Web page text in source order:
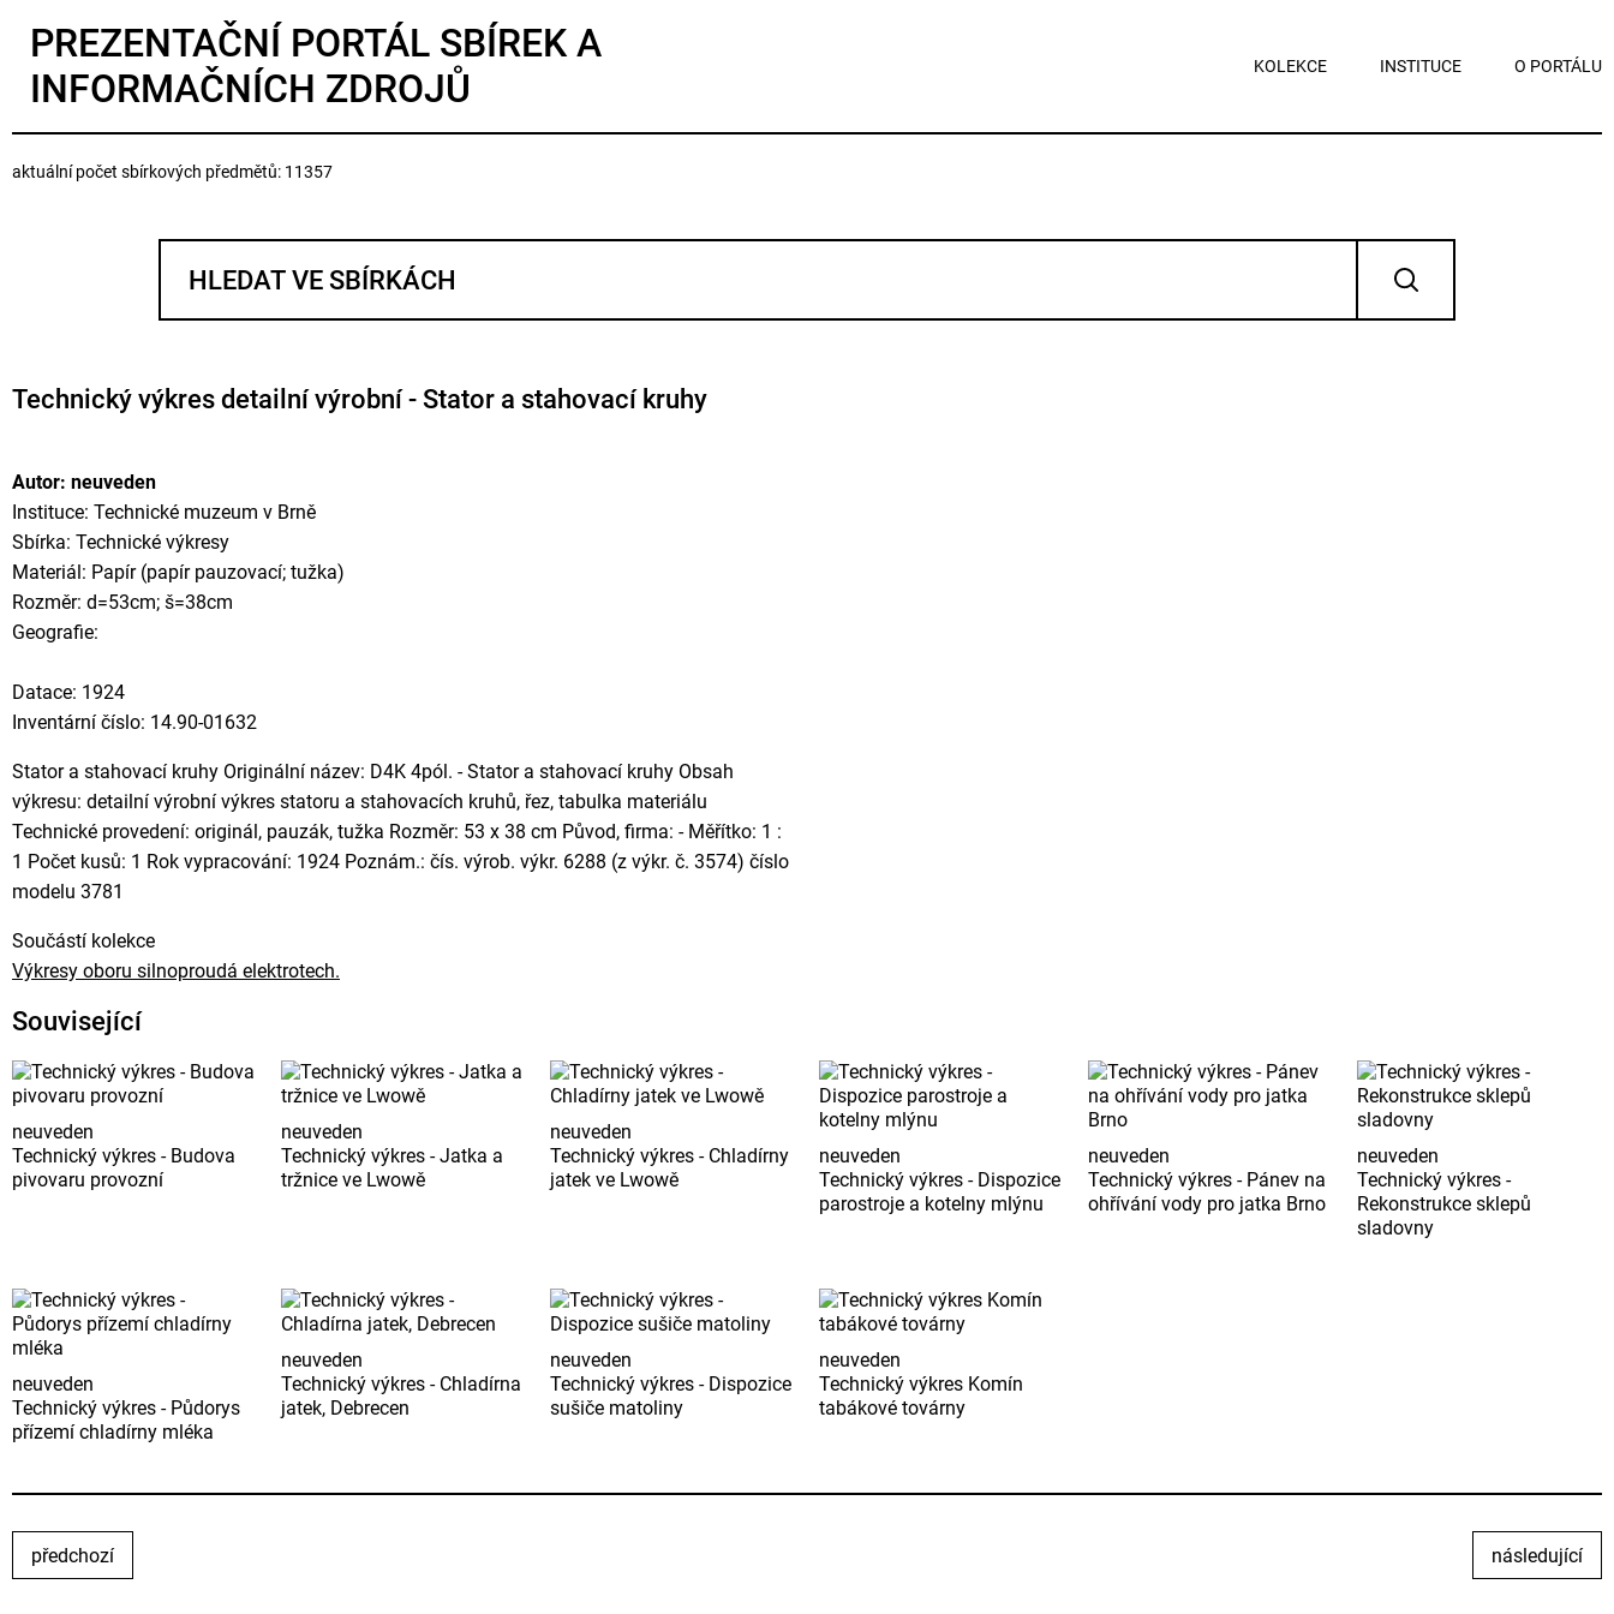
PREZENTAČNÍ PORTÁL SBÍREK A
INFORMAČNÍCH ZDROJŮ
KOLEKCE INSTITUCE O PORTÁLU
aktuální počet sbírkových předmětů: 11357
Technický výkres detailní výrobní - Stator a stahovací kruhy
Autor: neuveden
Instituce: Technické muzeum v Brně
Sbírka: Technické výkresy
Materiál: Papír (papír pauzovací; tužka)
Rozměr: d=53cm; š=38cm
Geografie:
Datace: 1924
Inventární číslo: 14.90-01632
Stator a stahovací kruhy Originální název: D4K 4pól. - Stator a stahovací kruhy Obsah
výkresu: detailní výrobní výkres statoru a stahovacích kruhů, řez, tabulka materiálu
Technické provedení: originál, pauzák, tužka Rozměr: 53 x 38 cm Původ, firma: - Měřítko: 1 :
1 Počet kusů: 1 Rok vypracování: 1924 Poznám.: čís. výrob. výkr. 6288 (z výkr. č. 3574) číslo
modelu 3781
Součástí kolekce
Výkresy oboru silnoproudá elektrotech.
Související
neuveden
Technický výkres - Budova
pivovaru provozní
neuveden
Technický výkres - Jatka a
tržnice ve Lwowě
neuveden
Technický výkres - Chladírny
jatek ve Lwowě
neuveden
Technický výkres - Dispozice
parostroje a kotelny mlýnu
neuveden
Technický výkres - Pánev na
ohřívání vody pro jatka Brno
neuveden
Technický výkres -
Rekonstrukce sklepů
sladovny
neuveden
Technický výkres - Půdorys
přízemí chladírny mléka
neuveden
Technický výkres - Chladírna
jatek, Debrecen
neuveden
Technický výkres - Dispozice
sušiče matoliny
neuveden
Technický výkres Komín
tabákové továrny
předchozí následující